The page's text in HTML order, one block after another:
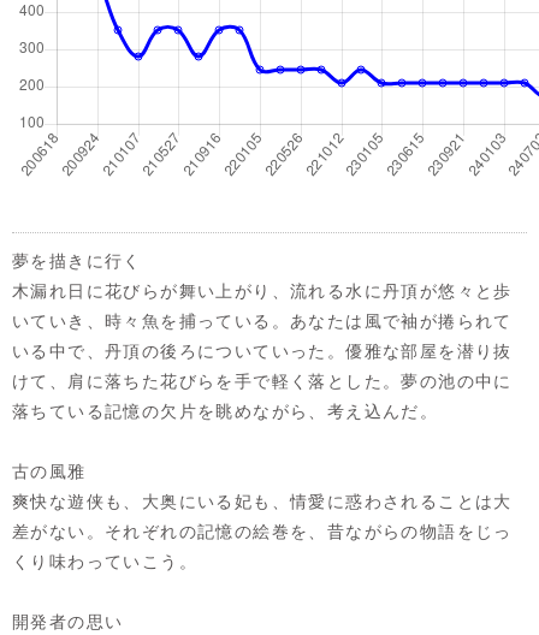
夢を描きに行く
木漏れ日に花びらが舞い上がり、流れる水に丹頂が悠々と歩
いていき、時々魚を捕っている。あなたは風で袖が捲られて
いる中で、丹頂の後ろについていった。優雅な部屋を潜り抜
けて、肩に落ちた花びらを手で軽く落とした。夢の池の中に
落ちている記憶の欠片を眺めながら、考え込んだ。
古の風雅
爽快な遊侠も、大奥にいる妃も、情愛に惑わされることは大
差がない。それぞれの記憶の絵巻を、昔ながらの物語をじっ
くり味わっていこう。
開発者の思い